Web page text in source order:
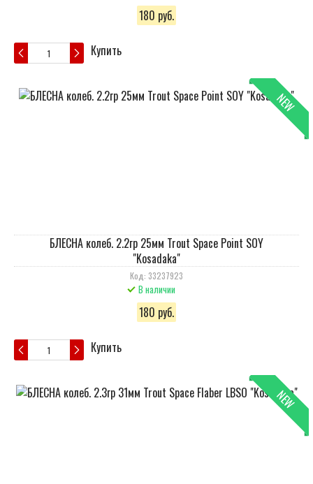
180 руб.
Купить
NEW
БЛЕСНА колеб. 2.2гр 25мм Trout Space Point SOY
"Kosadaka"
Код: 33237923
В наличии
180 руб.
Купить
NEW